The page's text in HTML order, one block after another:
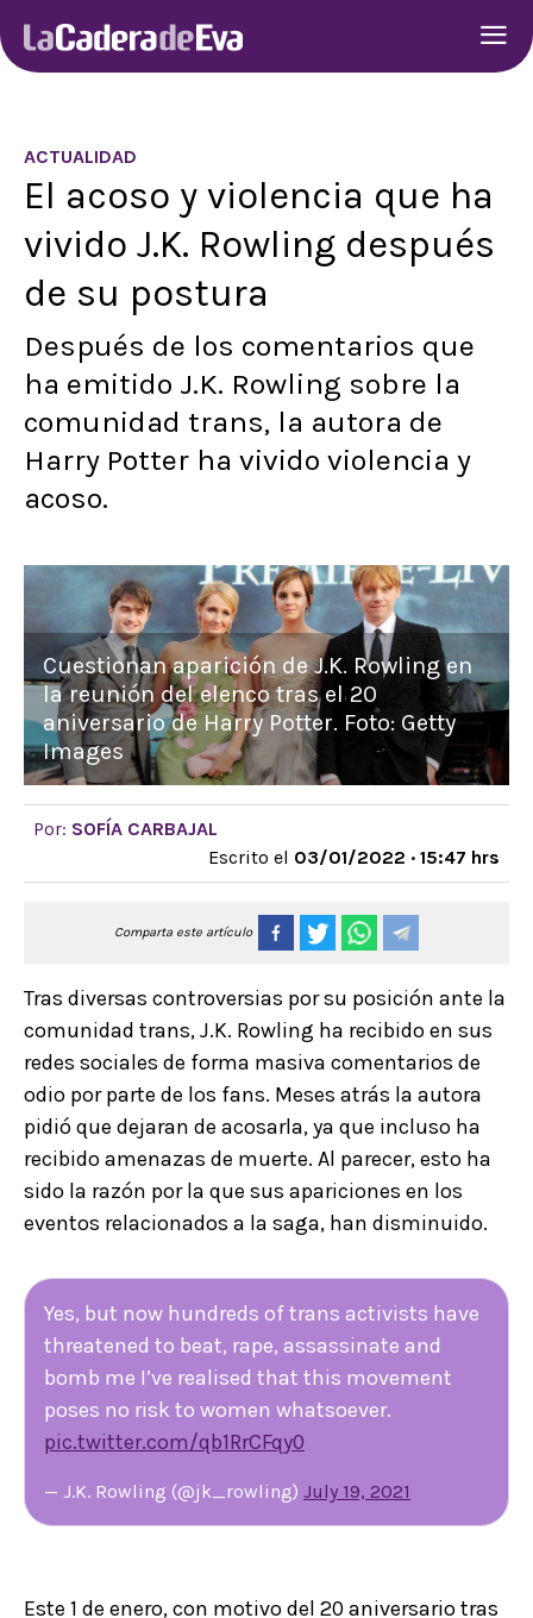
ACTUALIDAD
El acoso y violencia que ha
vivido J.K. Rowling después
de su postura
Después de los comentarios que
ha emitido J.K. Rowling sobre la
comunidad trans, la autora de
Harry Potter ha vivido violencia y
acoso.
Cuestionan aparición de J.K. Rowling en
la reunión del elenco tras el 20
aniversario de Harry Potter. Foto: Getty
Images
Por: SOFÍA CARBAJAL
Escrito el 03/01/2022 · 15:47 hrs
Comparta este artículo
Tras diversas controversias por su posición ante la
comunidad trans, J.K. Rowling ha recibido en sus
redes sociales de forma masiva comentarios de
odio por parte de los fans. Meses atrás la autora
pidió que dejaran de acosarla, ya que incluso ha
recibido amenazas de muerte. Al parecer, esto ha
sido la razón por la que sus apariciones en los
eventos relacionados a la saga, han disminuido.
Yes, but now hundreds of trans activists have
threatened to beat, rape, assassinate and
bomb me I’ve realised that this movement
poses no risk to women whatsoever.
pic.twitter.com/qb1RrCFqy0
— J.K. Rowling (@jk_rowling) July 19, 2021
Este 1 de enero, con motivo del 20 aniversario tras